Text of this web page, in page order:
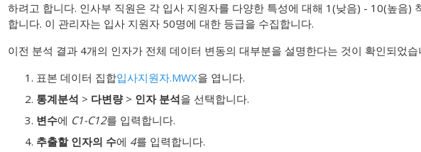
하려고 합니다. 인사부 직원은 각 입사 지원자를 다양한 특성에 대해 1(낮음) - 10(높음)
합니다. 이 관리자는 입사 지원자 50명에 대한 등급을 수집합니다.
이전 분석 결과 4개의 인자가 전체 데이터 변동의 대부분을 설명한다는 것이 확인되었습
표본 데이터 집합입사지원자.MWX을 엽니다.
통계분석 > 다변량> 인자 분석을 선택합니다.
변수에 C1-C12를 입력합니다.
추출할 인자의 수에 4를 입력합니다.